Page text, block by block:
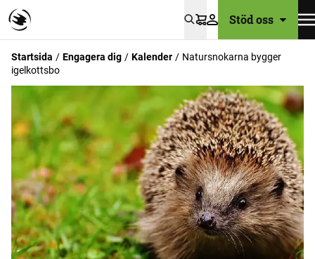
VarukorgStöd oss
Startsida Engagera dig Kalender
Natursnokarna bygger
igelkottsbo